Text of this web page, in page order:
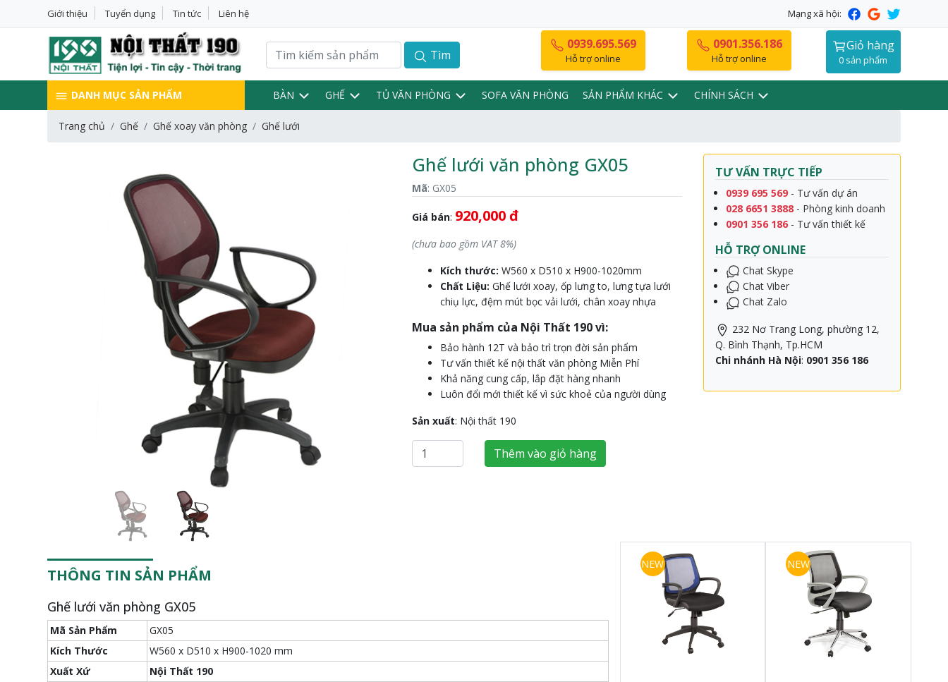
Giới thiệu Tuyển dụng Tin tức Liên hệ Mạng xã hội:
Tìm
0939.695.569
Hỗ trợ online
0901.356.186
Hỗ trợ online
Giỏ hàng
0 sản phẩm
DANH MỤC SẢN PHẨM BÀN GHẾ TỦ VĂN PHÒNG SOFA VĂN PHÒNG SẢN PHẨM KHÁC CHÍNH SÁCH
Trang chủ Ghế Ghế xoay văn phòng Ghế lưới
Ghế lưới văn phòng GX05
Mã: GX05
Giá bán: 920,000 đ
(chưa bao gồm VAT 8%)
Kích thước: W560 x D510 x H900-1020mm
Chất Liệu: Ghế lưới xoay, ốp lưng to, lưng tựa lưới
chiụ lực, đệm mút bọc vải lưới, chân xoay nhựa
Mua sản phẩm của Nội Thất 190 vì:
Bảo hành 12T và bảo trì trọn đời sản phẩm
Tư vấn thiết kế nội thất văn phòng Miễn Phí
Khả năng cung cấp, lắp đặt hàng nhanh
Luôn đổi mới thiết kế vì sức khoẻ của người dùng
Sản xuất: Nội thất 190
TƯ VẤN TRỰC TIẾP
0939 695 569- Tư vấn dự án
028 6651 3888- Phòng kinh doanh
0901 356 186- Tư vấn thiết kế
HỖ TRỢ ONLINE
Chat Skype
Chat Viber
Chat Zalo
232 Nơ Trang Long, phường 12,
Q. Bình Thạnh, Tp.HCM
Chi nhánh Hà Nội: 0901 356 186
THÔNG TIN SẢN PHẨM
Ghế lưới văn phòng GX05
Mã Sản Phẩm
GX05
Kích Thước
W560 x D510 x H900-1020 mm
Xuất Xứ
Nội Thất 190
NEW NEW